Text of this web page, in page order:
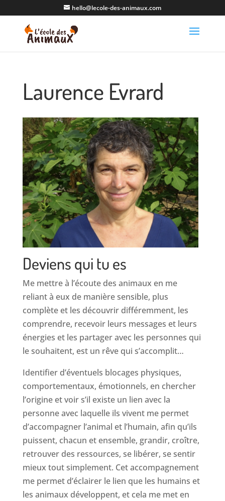
hello@lecole-des-animaux.com
Laurence Evrard
Deviens qui tu es
Me mettre à l’écoute des animaux en me
reliant à eux de manière sensible, plus
complète et les découvrir différemment, les
comprendre, recevoir leurs messages et leurs
énergies et les partager avec les personnes qui
le souhaitent, est un rêve qui s’accomplit…
Identifier d’éventuels blocages physiques,
comportementaux, émotionnels, en chercher
l’origine et voir s’il existe un lien avec la
personne avec laquelle ils vivent me permet
d’accompagner l’animal et l’humain, afin qu’ils
puissent, chacun et ensemble, grandir, croître,
retrouver des ressources, se libérer, se sentir
mieux tout simplement. Cet accompagnement
me permet d’éclairer le lien que les humains et
les animaux développent, et cela me met en